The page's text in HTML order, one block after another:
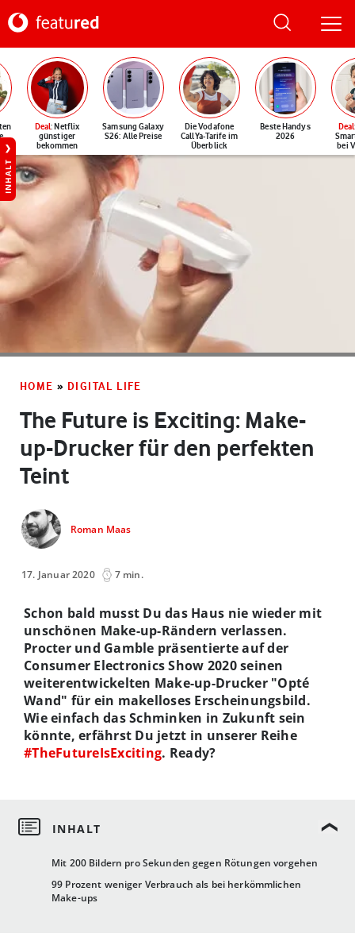
Deal: Netflix
günstiger
bekommen
Samsung Galaxy
S26: Alle Preise
Die Vodafone
CallYa-Tarife im
Überblick
Beste Handys
2026
Deal
bei
INHALT
HOME » DIGITAL LIFE
The Future is Exciting: Make-
up-Drucker für den perfekten
Teint
Roman Maas
17. Januar 2020 7 min.
Mit 200 Bildern pro Sekunden gegen Rötungen vorgehen
99 Prozent weniger Verbrauch als bei herkömmlichen
Make-ups
Schon bald musst Du das Haus nie wieder mit
unschönen Make-up-Rändern verlassen.
Procter und Gamble präsentierte auf der
Consumer Electronics Show 2020 seinen
weiterentwickelten Make-up-Drucker "Opté
Wand" für ein makelloses Erscheinungsbild.
Wie einfach das Schminken in Zukunft sein
könnte, erfährst Du jetzt in unserer Reihe
#TheFutureIsExciting. Ready?